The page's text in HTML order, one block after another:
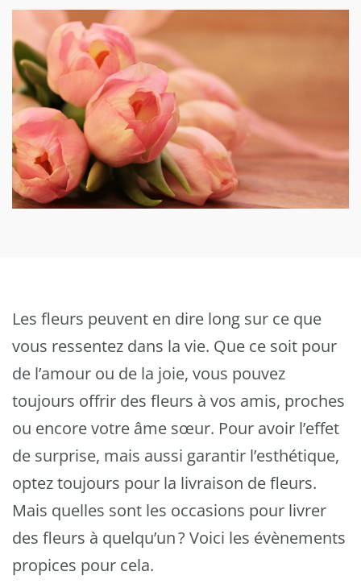
Les fleurs peuvent en dire long sur ce que
vous ressentez dans la vie. Que ce soit pour
de l’amour ou de la joie, vous pouvez
toujours offrir des fleurs à vos amis, proches
ou encore votre âme sœur. Pour avoir l’effet
de surprise, mais aussi garantir l’esthétique,
optez toujours pour la livraison de fleurs.
Mais quelles sont les occasions pour livrer
des fleurs à quelqu’un ? Voici les évènements
propices pour cela.